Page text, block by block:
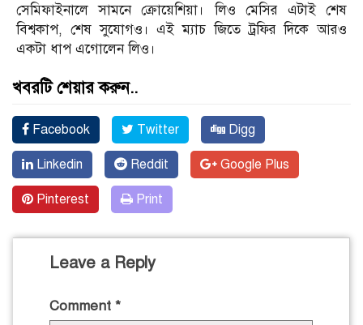
সেমিফাইনালে সামনে ক্রোয়েশিয়া। লিও মেসির এটাই শেষ
বিশ্বকাপ, শেষ সুযোগও। এই ম্যাচ জিতে ট্রফির দিকে আরও
একটা ধাপ এগোলেন লিও।
খবরটি শেয়ার করুন..
Facebook Twitter Digg
Linkedin Reddit Google Plus
Pinterest Print
Leave a Reply
Comment *